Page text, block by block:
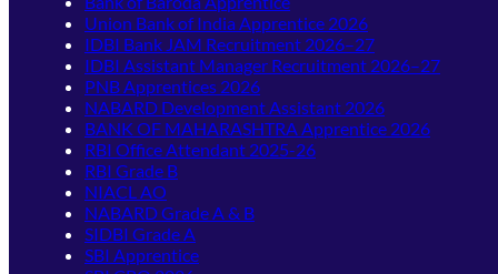
Union Bank of India Apprentice 2026
IDBI Bank JAM Recruitment 2026–27
IDBI Assistant Manager Recruitment 2026–27
PNB Apprentices 2026
NABARD Development Assistant 2026
BANK OF MAHARASHTRA Apprentice 2026
RBI Office Attendant 2025-26
RBI Grade B
NIACL AO
NABARD Grade A & B
SIDBI Grade A
SBI Apprentice